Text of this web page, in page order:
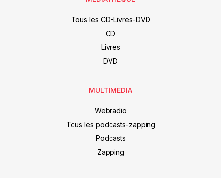
Tous les CD-Livres-DVD
CD
Livres
DVD
MULTIMEDIA
Webradio
Tous les podcasts-zapping
Podcasts
Zapping